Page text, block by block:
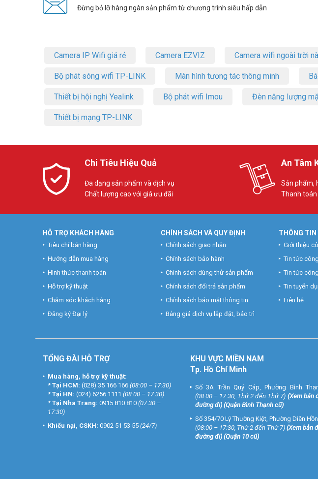
Đừng bỏ lỡ hàng ngàn sản phẩm từ chương trình siêu hấp dẫn
Camera IP Wifi giá rẻ Camera EZVIZ Camera wifi ngoài trời
Bộ phát sóng wifi TP-LINK Màn hình tương tác thông minh
Thiết bị hội nghị Yealink Bộ phát wifi Imou Đèn năng lượng
Thiết bị mạng TP-LINK
Chi Tiêu Hiệu Quả
Đa dạng sản phẩm và dịch vụ
Chất lượng cao với giá ưu đãi
An Tâm
Sản phẩm,
Thanh toán
HỖ TRỢ KHÁCH HÀNG
Tiêu chí bán hàng
Hướng dẫn mua hàng
Hình thức thanh toán
Hỗ trợ kỹ thuật
Chăm sóc khách hàng
Đăng ký Đại lý
CHÍNH SÁCH VÀ QUY ĐỊNH
Chính sách giao nhận
Chính sách bảo hành
Chính sách dùng thử sản phẩm
Chính sách đổi trả sản phẩm
Chính sách bảo mật thông tin
Bảng giá dịch vụ lắp đặt, bảo trì
THÔNG TIN
Giới thiệu
Tin tức
Tin tức
Tin tuyển
Liên hệ
TỔNG ĐÀI HỖ TRỢ
Mua hàng, hỗ trợ kỹ thuật:
* Tại HCM: (028) 35 166 166 (08:00 – 17:30)
* Tại HN: (024) 6256 1111 (08:00 – 17:30)
* Tại Nha Trang: 0915 810 810 (07:30 –
17:30)
Khiếu nại, CSKH: 0902 51 53 55 (24/7)
KHU VỰC MIỀN NAM
Tp. Hồ Chí Minh
Số 3A Trần Quý Cáp, Phường Bình
(08:00 – 17:30, Thứ 2 đến Thứ 7) (Xem bản
đường đi) (Quận Bình Thạnh cũ)
Số 354/70 Lý Thường Kiệt, Phường Diên
(08:00 – 17:30, Thứ 2 đến Thứ 7) (Xem bản
đường đi) (Quận 10 cũ)